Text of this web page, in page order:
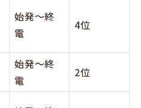
始発～終
電
4位
始発～終
電
2位